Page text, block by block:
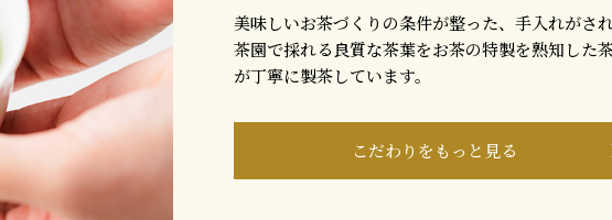
美味しいお茶づくりの条件が整った、手入れがさ
茶園で採れる良質な茶葉をお茶の特製を熟知した
が丁寧に製茶しています。
こだわりをもっと見る